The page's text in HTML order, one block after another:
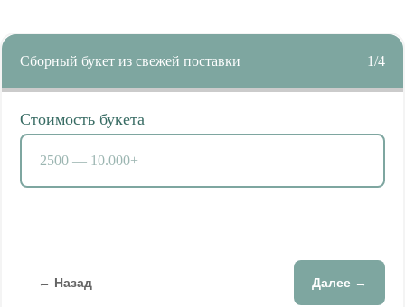
Сборный букет из свежей поставки 1/4
Стоимость букета
← Назад Далее →